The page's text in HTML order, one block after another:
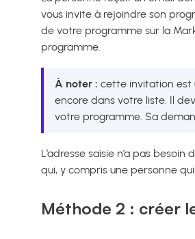
vous invite à rejoindre son
de votre programme sur la
programme.
À noter : cette invitation est
encore dans votre liste. Il
votre programme. Sa
L’adresse saisie n’a pas
qui, y compris une personne
Méthode 2 : créer